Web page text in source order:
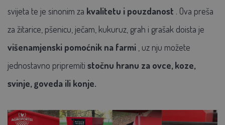
svijeta te je sinonim za kvalitetu i pouzdanost . Ova preša
za žitarice, pšenicu, ječam, kukuruz, grah i grašak doista je
višenamjenski pomoćnik na farmi , uz nju možete
jednostavno pripremiti stočnu hranu za ovce, koze,
svinje, goveda ili konje.